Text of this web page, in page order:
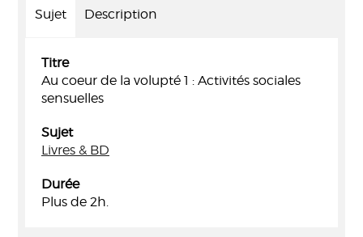
Sujet Description
Titre
Au coeur de la volupté 1 : Activités sociales
sensuelles
Sujet
Livres & BD
Durée
Plus de 2h.